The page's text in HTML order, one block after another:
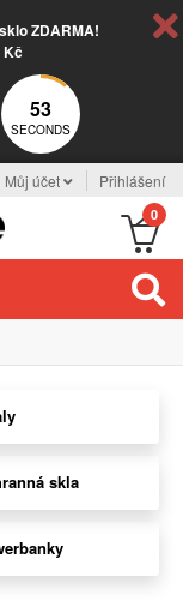
ZDARMA!
Kč
52
SECONDS
Můj účet Přihlášení
0
skla